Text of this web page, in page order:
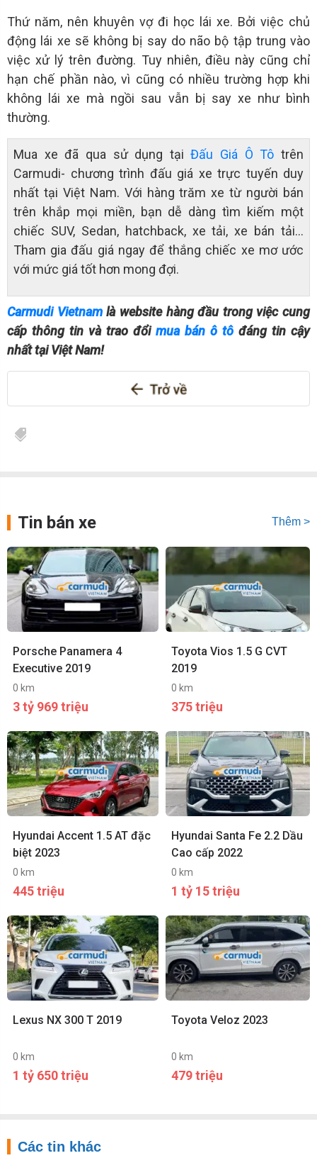
Thứ năm, nên khuyên vợ đi học lái xe. Bởi việc chủ
động lái xe sẽ không bị say do não bộ tập trung vào
việc xử lý trên đường. Tuy nhiên, điều này cũng chỉ
hạn chế phần nào, vì cũng có nhiều trường hợp khi
không lái xe mà ngồi sau vẫn bị say xe như bình
thường.
Mua xe đã qua sử dụng tạiĐấu Giá Ô Tô trên
Carmudi- chương trình đấu giá xe trực tuyến duy
nhất tại Việt Nam. Với hàng trăm xe từ người bán
trên khắp mọi miền, bạn dễ dàng tìm kiếm một
chiếc SUV, Sedan, hatchback, xe tải, xe bán tải…
Tham gia đấu giá ngay để thắng chiếc xe mơ ước
với mức giá tốt hơn mong đợi.
Carmudi Vietnamlà website hàng đầu trong việc cung
cấp thông tin và trao đổi mua bán ô tô đáng tin cậy
nhất tại Việt Nam!
Tin bán xe Thêm >
Porsche Panamera 4
Executive 2019
0 km
3 tỷ 969 triệu
Toyota Vios 1.5 G CVT
2019
0 km
375 triệu
Hyundai Accent 1.5 AT đặc
biệt 2023
0 km
445 triệu
Hyundai Santa Fe 2.2 Dầu
Cao cấp 2022
0 km
1 tỷ 15 triệu
Lexus NX 300 T 2019
0 km
1 tỷ 650 triệu
Toyota Veloz 2023
0 km
479 triệu
Các tin khác